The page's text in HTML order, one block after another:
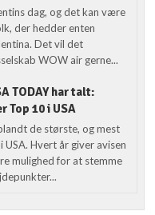
dag, og det kan være
der hedder enten
Det vil det
WOW air gerne...
TODAY har talt:
Top 10 i USA
de største, og mest
Hvert år giver avisen
mulighed for at stemme